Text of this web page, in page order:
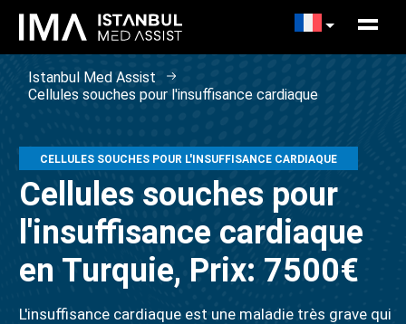
Istanbul Med Assist
Cellules souches pour l'insuffisance cardiaque
CELLULES SOUCHES POUR L'INSUFFISANCE CARDIAQUE
Cellules souches pour
l'insuffisance cardiaque
en Turquie, Prix: 7500€
L'insuffisance cardiaque est une maladie très grave qui